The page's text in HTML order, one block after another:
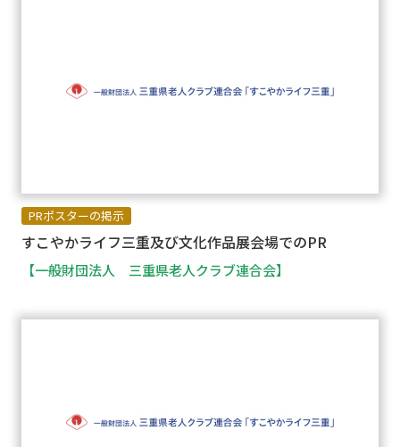
PRポスターの掲示
すこやかライフ三重及び文化作品展会場でのPR
【一般財団法人 三重県老人クラブ連合会】